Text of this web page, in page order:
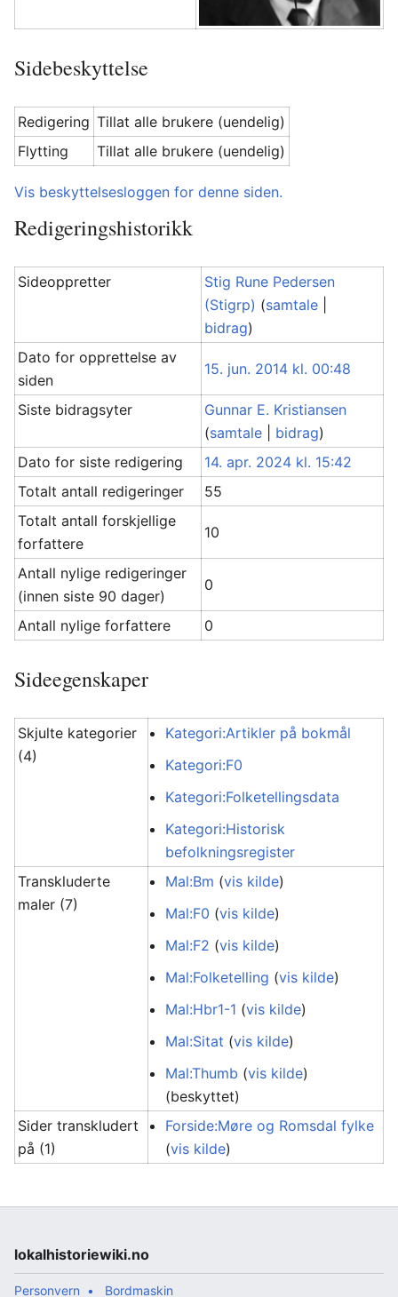
Sidebeskyttelse
Redigering Tillat alle brukere (uendelig)
Flytting
Tillat alle brukere (uendelig)
Vis beskyttelsesloggen for denne siden.
Redigeringshistorikk
Sideoppretter
Stig Rune Pedersen
(Stigrp) (samtale
bidrag)
Dato for opprettelse av
siden
15. jun. 2014 kl. 00:48
Siste bidragsyter
Gunnar E. Kristiansen
(samtale bidrag)
Dato for siste redigering
14. apr. 2024 kl. 15:42
Totalt antall redigeringer
55
Totalt antall forskjellige
forfattere
10
Antall nylige redigeringer
(innen siste 90 dager)
0
Antall nylige forfattere 0
Sideegenskaper
Skjulte kategorier
(4)
Kategori:Artikler på bokmål
Kategori:F0
Kategori:Folketellingsdata
Kategori:Historisk
befolkningsregister
Transkluderte
maler (7)
Mal:Bm (vis kilde)
Mal:F0 (vis kilde)
Mal:F2 (vis kilde)
Mal:Folketelling (vis kilde)
Mal:Hbr1-1 (vis kilde)
Mal:Sitat (vis kilde)
Mal:Thumb (vis kilde)
(beskyttet)
Sider transkludert
på (1)
Forside:Møre og Romsdal fylke
(vis kilde)
lokalhistoriewiki.no
Personvern Bordmaskin